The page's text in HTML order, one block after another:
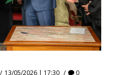
13/05/2026 | 17:30 0